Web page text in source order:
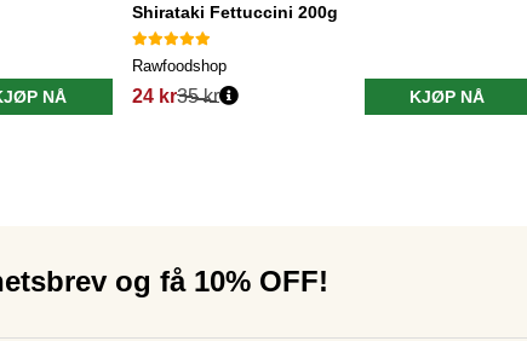
NÅ
Shirataki Fettuccini 200g
Rawfoodshop
24 kr35 kr KJØP NÅ
og få 10% OFF!